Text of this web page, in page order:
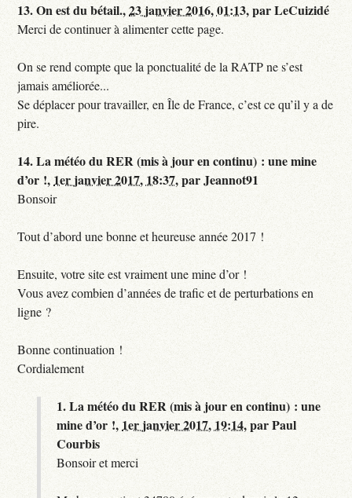
13.On est du bétail.,23 janvier 2016, 01:13,parLeCuizidé
Merci de continuer à alimenter cette page.
On se rend compte que la ponctualité de la RATP ne s’est
jamais améliorée...
Se déplacer pour travailler, en Île de France, c’est ce qu’il y a de
pire.
14.La météo du RER (mis à jour en continu) : une mine
d’or !, 1er janvier 2017, 18:37,parJeannot91
Bonsoir
Tout d’abord une bonne et heureuse année 2017 !
Ensuite, votre site est vraiment une mine d’or !
Vous avez combien d’années de trafic et de perturbations en
ligne ?
Bonne continuation !
Cordialement
1.La météo du RER (mis à jour en continu) : une
mine d’or !, 1er janvier 2017, 19:14,parPaul
Courbis
Bonsoir et merci